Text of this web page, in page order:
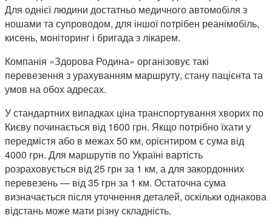
Для однієї людини достатньо медичного автомобіля з
ношами та супроводом, для іншої потрібен реанімобіль,
кисень, моніторинг і бригада з лікарем.
Компанія «Здорова Родина» організовує такі
перевезення з урахуванням маршруту, стану пацієнта та
умов на обох адресах.
У стандартних випадках ціна транспортування хворих по
Києву починається від 1600 грн. Якщо потрібно їхати у
передмістя або в межах 50 км, орієнтиром є сума від
4000 грн. Для маршрутів по Україні вартість
розраховується від 25 грн за 1 км, а для закордонних
перевезень — від 35 грн за 1 км. Остаточна сума
визначається після уточнення деталей, оскільки однакова
відстань може мати різну складність.